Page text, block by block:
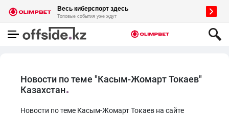
Новости по теме "Касым-Жомарт Токаев"
Казахстан
Новости по теме Касым-Жомарт Токаев на сайте